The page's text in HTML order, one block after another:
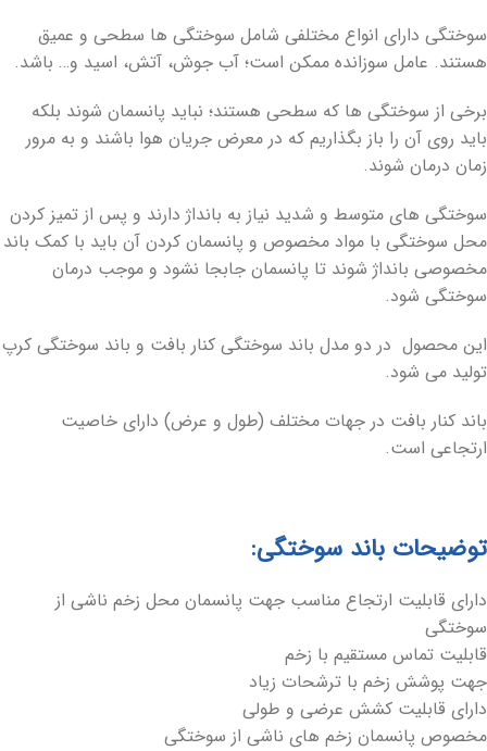
سوختگی دارای انواع مختلفی شامل سوختگی ها سطحی و عمیق
هستند. عامل سوزانده ممکن است؛ آب جوش، آتش، اسید و… باشد.
برخی از سوختگی ها که سطحی هستند؛ نباید پانسمان شوند بلکه
باید روی آن را باز بگذاریم که در معرض جریان هوا باشند و به مرور
زمان درمان شوند.
سوختگی های متوسط و شدید نیاز به بانداژ دارند و پس از تمیز کردن
محل سوختگی با مواد مخصوص و پانسمان کردن آن باید با کمک باند
مخصوصی بانداژ شوند تا پانسمان جابجا نشود و موجب درمان
سوختگی شود‌.
این محصول ‌در دو مدل باند سوختگی کنار بافت و باند سوختگی کرپ
تولید می شود.
باند کنار بافت در جهات مختلف (طول و عرض) دارای خاصیت
ارتجاعی است.
توضیحات باند سوختگی:
دارای قابلیت ارتجاع مناسب جهت پانسمان محل زخم ناشی از
سوختگی
قابلیت تماس مستقیم با زخم
جهت پوشش زخم با ترشحات زیاد
دارای قابلیت کشش عرضی و طولی
مخصوص پانسمان زخم های ناشی از سوختگی